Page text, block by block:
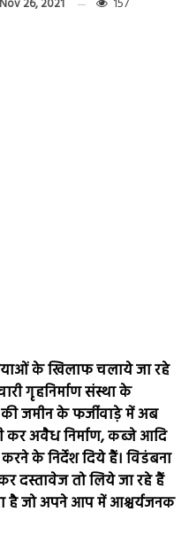
Nov 26, 2021
157
के खिलाफ चलाये जा रहे
गृहनिर्माण संस्था के
जमीन के फर्जीवाड़े में अब
कर अवैध निर्माण, कब्जे आदि
के निर्देश दिये हैं। विडंबना
कर दस्तावेज तो लिये जा रहे हैं
है जो अपने आप में आश्चर्यजनक